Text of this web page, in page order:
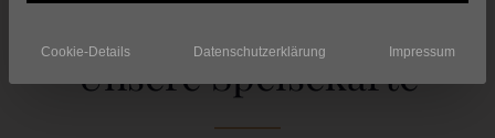
Unsere Speisekarte
Cookie-Details Datenschutzerklärung Impressum